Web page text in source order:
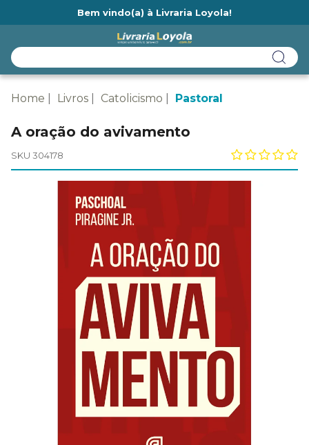
Bem vindo(a) à Livraria Loyola!
Home Livros Catolicismo Pastoral
A oração do avivamento
SKU 304178